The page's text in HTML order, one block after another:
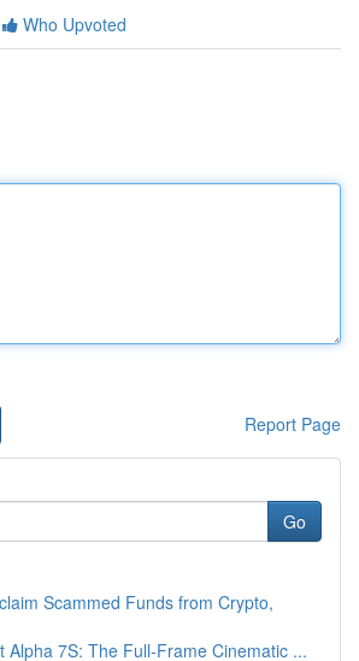
Who Upvoted
Report Page
Go
Scammed Funds from Crypto,
Alpha 7S: The Full-Frame Cinematic ...